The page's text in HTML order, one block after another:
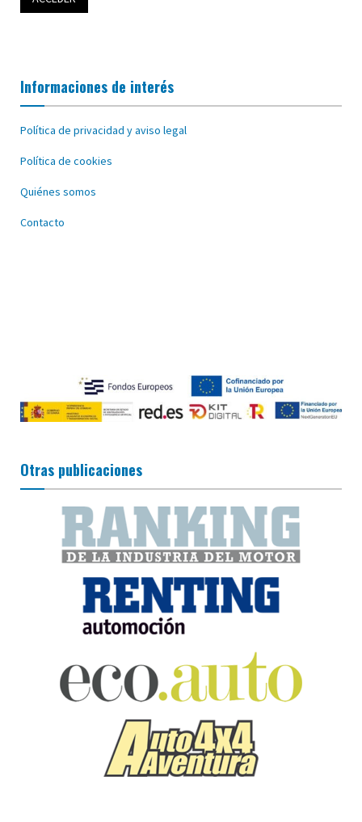
Informaciones de interés
Política de privacidad y aviso legal
Política de cookies
Quiénes somos
Contacto
Otras publicaciones